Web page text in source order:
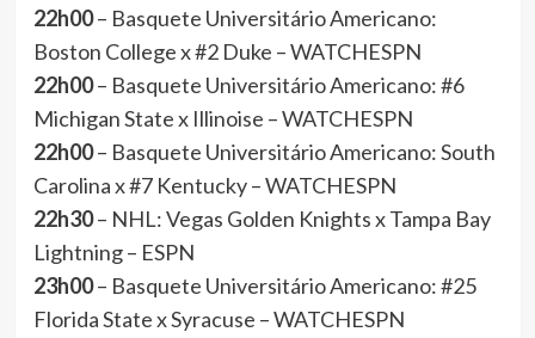
22h00– Basquete Universitário Americano:
Boston College x #2 Duke – WATCHESPN
22h00– Basquete Universitário Americano: #6
Michigan State x Illinoise – WATCHESPN
22h00– Basquete Universitário Americano: South
Carolina x #7 Kentucky – WATCHESPN
22h30– NHL: Vegas Golden Knights x Tampa Bay
Lightning – ESPN
23h00– Basquete Universitário Americano: #25
Florida State x Syracuse – WATCHESPN